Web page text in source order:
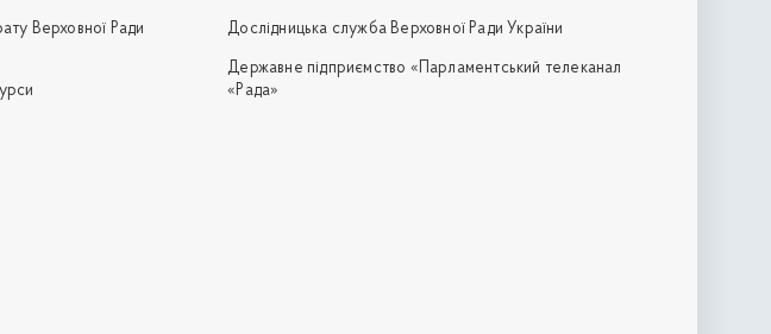
Верховної Ради
Дослідницька служба Верховної Ради України
Державне підприємство «Парламентський телеканал
«Рада»